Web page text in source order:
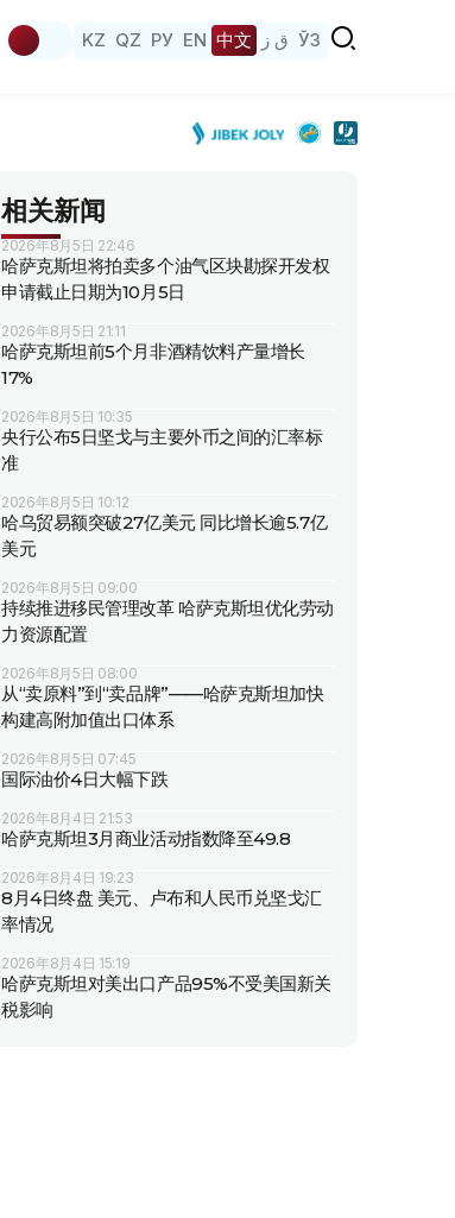
KZ QZ РУ EN 中文 ق ز ЎЗ
相关新闻
2026年8月5日 22:46
哈萨克斯坦将拍卖多个油气区块勘探开发权
申请截止日期为10月5日
2026年8月5日 21:11
哈萨克斯坦前5个月非酒精饮料产量增长
17%
2026年8月5日 10:35
央行公布5日坚戈与主要外币之间的汇率标
准
2026年8月5日 10:12
哈乌贸易额突破27亿美元 同比增长逾5.7亿
美元
2026年8月5日 09:00
持续推进移民管理改革 哈萨克斯坦优化劳动
力资源配置
2026年8月5日 08:00
从“卖原料”到“卖品牌”——哈萨克斯坦加快
构建高附加值出口体系
2026年8月5日 07:45
国际油价4日大幅下跌
2026年8月4日 21:53
哈萨克斯坦3月商业活动指数降至49.8
2026年8月4日 19:23
8月4日终盘 美元、卢布和人民币兑坚戈汇
率情况
2026年8月4日 15:19
哈萨克斯坦对美出口产品95%不受美国新关
税影响